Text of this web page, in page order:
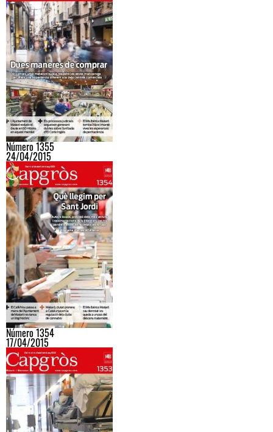
Número 1355
24/04/2015
Número 1354
17/04/2015